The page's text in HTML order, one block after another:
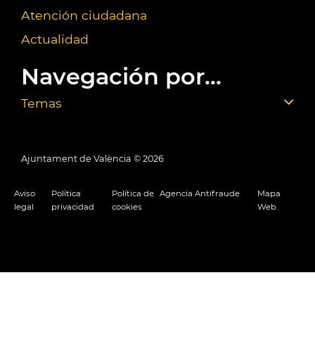
Atención ciudadana
Actualidad
Navegación por...
Temas
Ajuntament de València © 2026
Aviso
legal
Política
privacidad
Política de
cookies
Agencia Antifraude
Mapa
Web